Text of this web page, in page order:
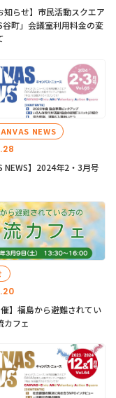
知らせ】市民活動スクエア
谷町」会議室利用料金の変
NEWS
NEWS】2024年2・3月号
催】福島から避難されてい
カフェ